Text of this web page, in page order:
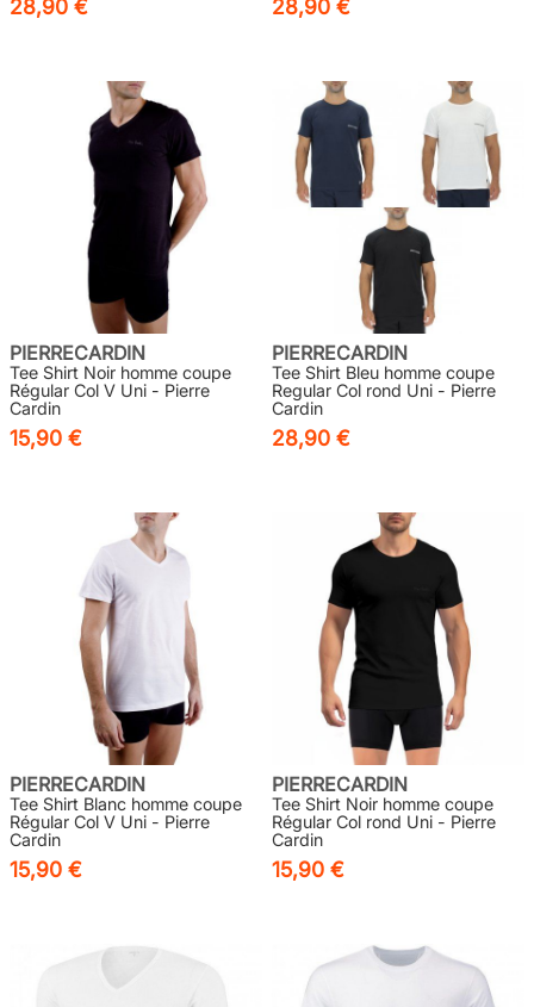
28,90 € 28,90 €
PIERRECARDIN
Tee Shirt Noir homme coupe
Régular Col V Uni - Pierre
Cardin
15,90 €
PIERRECARDIN
Tee Shirt Bleu homme coupe
Regular Col rond Uni - Pierre
Cardin
28,90 €
PIERRECARDIN
Tee Shirt Blanc homme coupe
Régular Col V Uni - Pierre
Cardin
15,90 €
PIERRECARDIN
Tee Shirt Noir homme coupe
Régular Col rond Uni - Pierre
Cardin
15,90 €